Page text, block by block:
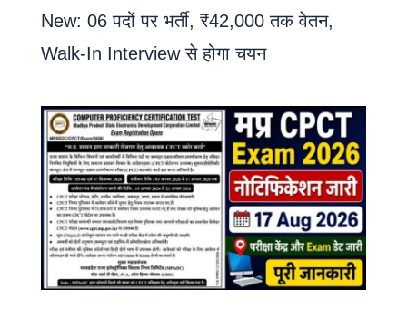
New: 06 पदों पर भर्ती, ₹42,000 तक वेतन,
Walk-In Interview से होगा चयन